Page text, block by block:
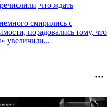
что ждать
смирились с
порадовались тому, что
увеличили...